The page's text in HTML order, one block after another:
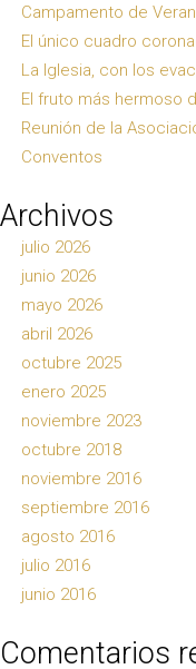
Campamento de
El único cuadro
La Iglesia, con los
El fruto más hermoso
Reunión de la
Conventos
Archivos
julio 2026
junio 2026
mayo 2026
abril 2026
octubre 2025
enero 2025
noviembre 2023
octubre 2018
noviembre 2016
septiembre 2016
agosto 2016
julio 2016
junio 2016
Comentarios